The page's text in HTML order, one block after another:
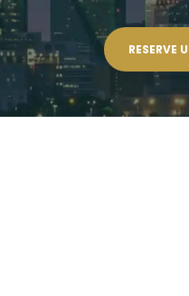
RESERVE